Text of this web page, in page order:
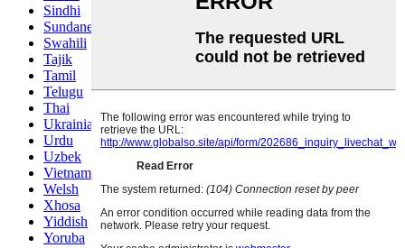
Sindhi
Sundanese
Swahili
Tajik
Tamil
Telugu
Thai
Ukrainian
Urdu
Uzbek
Vietnamese
Welsh
Xhosa
Yiddish
Yoruba